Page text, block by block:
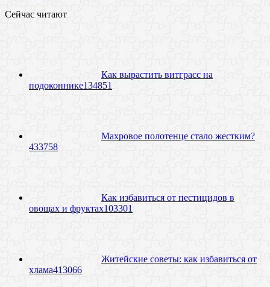
Сейчас читают
Как вырастить витграсс на
подоконнике134851
Махровое полотенце стало жестким?
433758
Как избавиться от пестицидов в
овощах и фруктах103301
Житейские советы: как избавиться от
хлама413066